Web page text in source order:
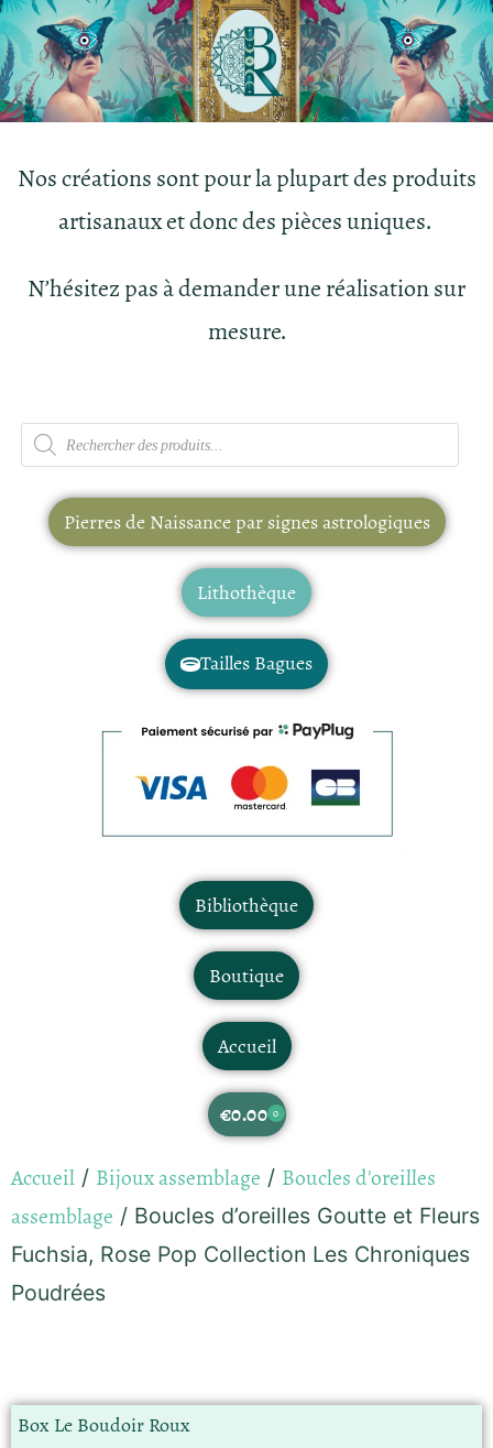
Nos créations sont pour la plupart des produits
artisanaux et donc des pièces uniques.
N’hésitez pas à demander une réalisation sur
mesure.
Pierres de Naissance par signes astrologiques
Lithothèque
Tailles Bagues
Bibliothèque
Boutique
Accueil
€0.00 0
Accueil / Bijoux assemblage / Boucles d'oreilles
assemblage / Boucles d’oreilles Goutte et Fleurs
Fuchsia, Rose Pop Collection Les Chroniques
Poudrées
Box Le Boudoir Roux